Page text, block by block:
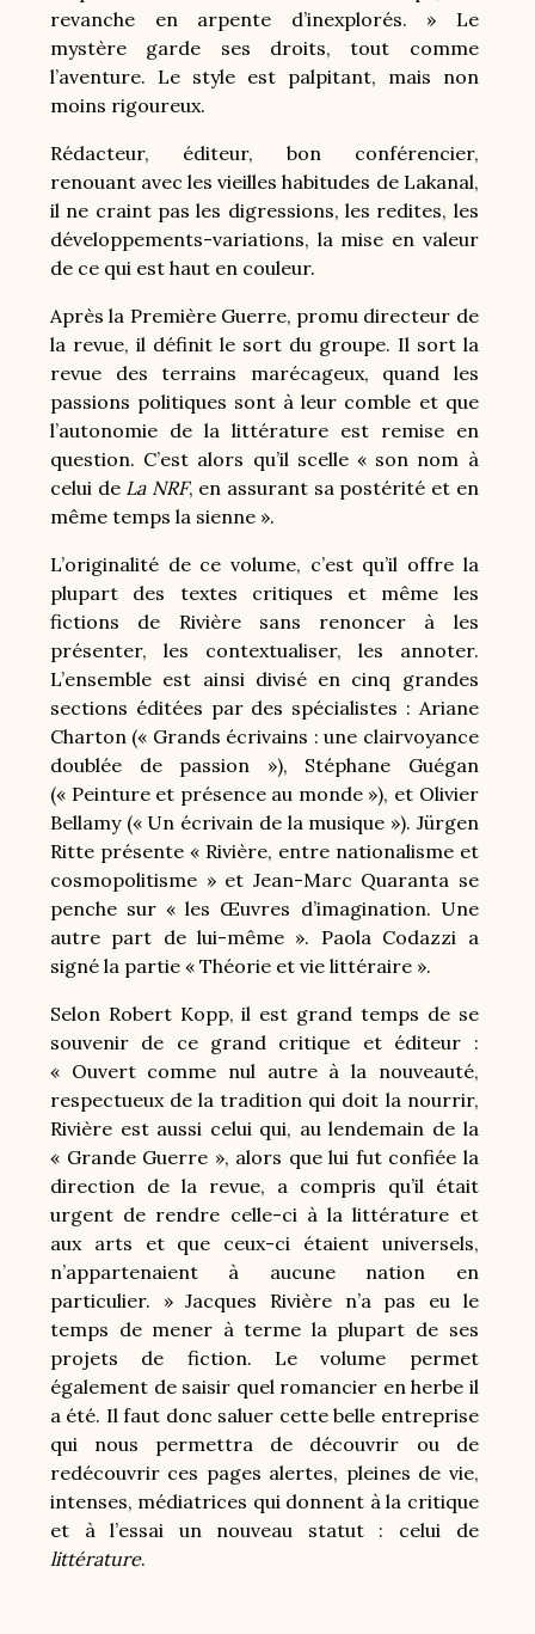
revanche en arpente d’inexplorés. » Le
mystère garde ses droits, tout comme
l’aventure. Le style est palpitant, mais non
moins rigoureux.
Rédacteur, éditeur, bon conférencier,
renouant avec les vieilles habitudes de Lakanal,
il ne craint pas les digressions, les redites, les
développements-variations, la mise en valeur
de ce qui est haut en couleur.
Après la Première Guerre, promu directeur de
la revue, il définit le sort du groupe. Il sort la
revue des terrains marécageux, quand les
passions politiques sont à leur comble et que
l’autonomie de la littérature est remise en
question. C’est alors qu’il scelle « son nom à
celui de La NRF, en assurant sa postérité et en
même temps la sienne ».
L’originalité de ce volume, c’est qu’il offre la
plupart des textes critiques et même les
fictions de Rivière sans renoncer à les
présenter, les contextualiser, les annoter.
L’ensemble est ainsi divisé en cinq grandes
sections éditées par des spécialistes : Ariane
Charton (« Grands écrivains : une clairvoyance
doublée de passion »), Stéphane Guégan
(« Peinture et présence au monde »), et Olivier
Bellamy (« Un écrivain de la musique »). Jürgen
Ritte présente « Rivière, entre nationalisme et
cosmopolitisme » et Jean-Marc Quaranta se
penche sur « les Œuvres d’imagination. Une
autre part de lui-même ». Paola Codazzi a
signé la partie « Théorie et vie littéraire ».
Selon Robert Kopp, il est grand temps de se
souvenir de ce grand critique et éditeur :
« Ouvert comme nul autre à la nouveauté,
respectueux de la tradition qui doit la nourrir,
Rivière est aussi celui qui, au lendemain de la
« Grande Guerre », alors que lui fut confiée la
direction de la revue, a compris qu’il était
urgent de rendre celle-ci à la littérature et
aux arts et que ceux-ci étaient universels,
n’appartenaient à aucune nation en
particulier. » Jacques Rivière n’a pas eu le
temps de mener à terme la plupart de ses
projets de fiction. Le volume permet
également de saisir quel romancier en herbe il
a été. Il faut donc saluer cette belle entreprise
qui nous permettra de découvrir ou de
redécouvrir ces pages alertes, pleines de vie,
intenses, médiatrices qui donnent à la critique
et à l’essai un nouveau statut : celui de
littérature.